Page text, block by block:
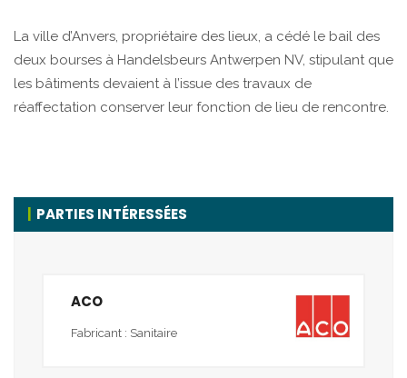
La ville d’Anvers, propriétaire des lieux, a cédé le bail des
deux bourses à Handelsbeurs Antwerpen NV, stipulant que
les bâtiments devaient à l’issue des travaux de
réaffectation conserver leur fonction de lieu de rencontre.
PARTIES INTÉRESSÉES
ACO
Fabricant : Sanitaire